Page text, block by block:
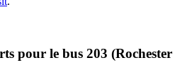
pour le bus 203 (Rochester